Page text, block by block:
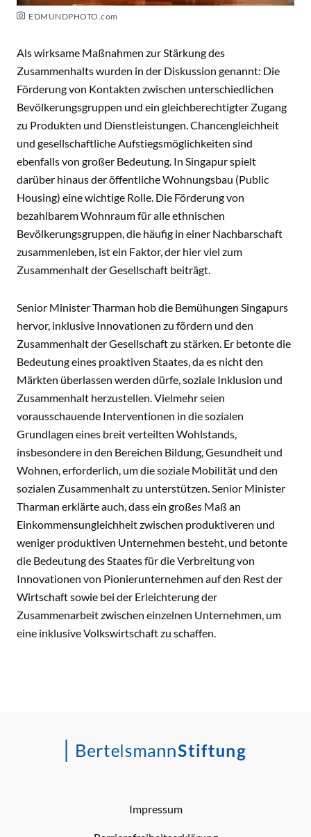
EDMUNDPHOTO.com
Als wirksame Maßnahmen zur Stärkung des
Zusammenhalts wurden in der Diskussion genannt: Die
Förderung von Kontakten zwischen unterschiedlichen
Bevölkerungsgruppen und ein gleichberechtigter Zugang
zu Produkten und Dienstleistungen. Chancengleichheit
und gesellschaftliche Aufstiegsmöglichkeiten sind
ebenfalls von großer Bedeutung. In Singapur spielt
darüber hinaus der öffentliche Wohnungsbau (Public
Housing) eine wichtige Rolle. Die Förderung von
bezahlbarem Wohnraum für alle ethnischen
Bevölkerungsgruppen, die häufig in einer Nachbarschaft
zusammenleben, ist ein Faktor, der hier viel zum
Zusammenhalt der Gesellschaft beiträgt.
Senior Minister Tharman hob die Bemühungen Singapurs
hervor, inklusive Innovationen zu fördern und den
Zusammenhalt der Gesellschaft zu stärken. Er betonte die
Bedeutung eines proaktiven Staates, da es nicht den
Märkten überlassen werden dürfe, soziale Inklusion und
Zusammenhalt herzustellen. Vielmehr seien
vorausschauende Interventionen in die sozialen
Grundlagen eines breit verteilten Wohlstands,
insbesondere in den Bereichen Bildung, Gesundheit und
Wohnen, erforderlich, um die soziale Mobilität und den
sozialen Zusammenhalt zu unterstützen. Senior Minister
Tharman erklärte auch, dass ein großes Maß an
Einkommensungleichheit zwischen produktiveren und
weniger produktiven Unternehmen besteht, und betonte
die Bedeutung des Staates für die Verbreitung von
Innovationen von Pionierunternehmen auf den Rest der
Wirtschaft sowie bei der Erleichterung der
Zusammenarbeit zwischen einzelnen Unternehmen, um
eine inklusive Volkswirtschaft zu schaffen.
Impressum